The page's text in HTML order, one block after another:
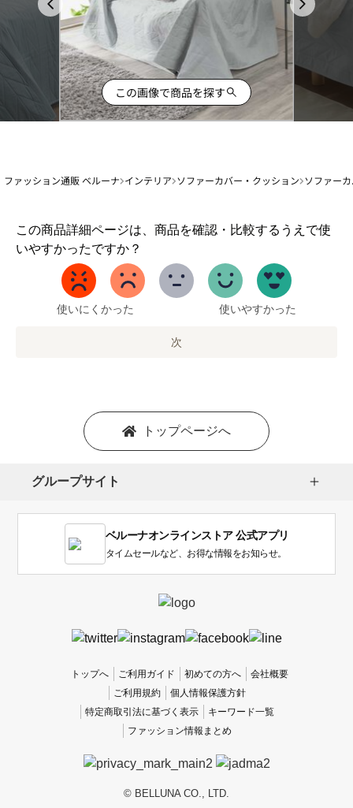
この画像で商品を探す
ファッション通販 ベルーナ インテリア ソファーカバー・クッション ソファー
この商品詳細ページは、商品を確認・比較するうえで使
いやすかったですか？
1
か
い
使いにくかった 使いやすかった
次
トップページへ
グループサイト
ベルーナオンラインストア 公式アプリ
タイムセールなど、お得な情報をお知らせ。
トップへ ご利用ガイド 初めての方へ
会社概要
ご利用規約
個人情報保護方針
特定商取引法に基づく表示
キーワード一覧
ファッション情報まとめ
© BELLUNA CO., LTD.